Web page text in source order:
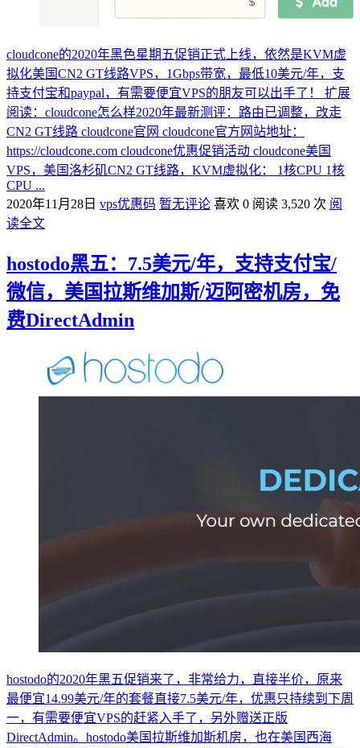
cloudcone的2020年黑色星期五促销正式上线，依然是KVM虚
拟化美国CN2 GT线路VPS，1Gbps带宽，最低10美元/年，支
持支付宝和paypal，有需要便宜VPS的朋友可以出手了！ 扩展
阅读：cloudcone怎么样2020年最新测评：路由已调整，改走
CN2 GT线路 cloudcone官网 cloudcone官方网站地址：
https://cloudcone.com cloudcone优惠促销活动 cloudcone美国
VPS，美国洛杉矶CN2 GT线路，KVM虚拟化： 1核CPU 1核
CPU ...
2020年11月28日 vps优惠码 暂无评论 喜欢 0 阅读 3,520 次 阅
读全文
hostodo黑五：7.5美元/年，支持支付宝/
微信，美国拉斯维加斯/迈阿密机房，免
费DirectAdmin
hostodo的2020年黑五促销来了，非常给力，直接半价，原来
最便宜14.99美元/年的套餐直接7.5美元/年，优惠只持续到下周
一，有需要便宜VPS的赶紧入手了，另外赠送正版
DirectAdmin。hostodo美国拉斯维加斯机房，也在美国西海